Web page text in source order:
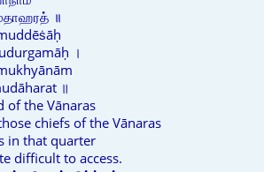
॥
।
॥
of the Vānaras
chiefs of the Vānaras
in that quarter
difficult to access.